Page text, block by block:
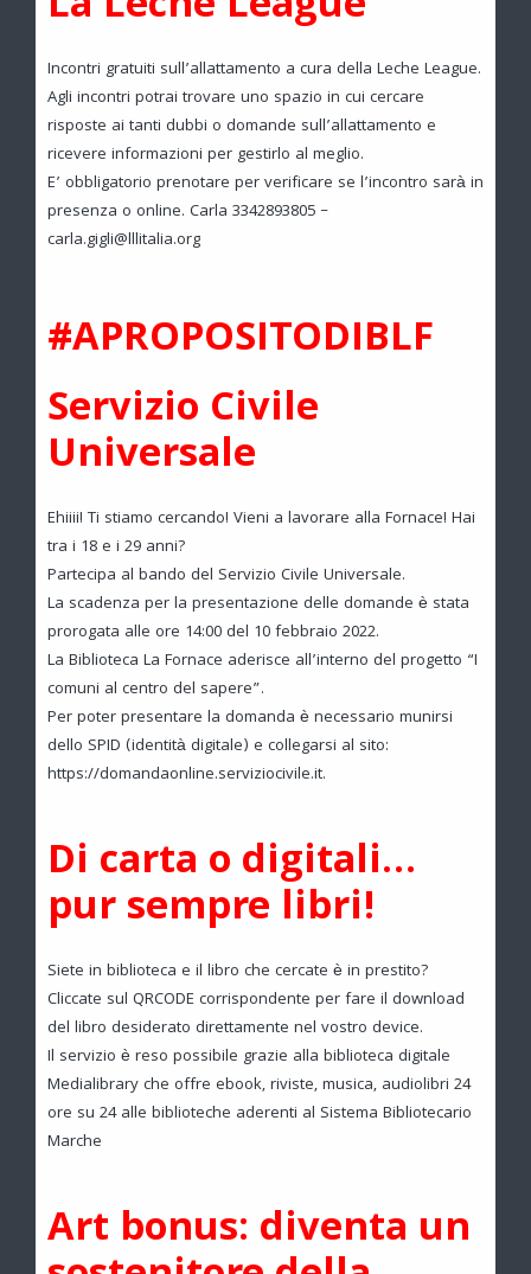
Incontri gratuiti sull’allattamento a cura della Leche League.
Agli incontri potrai trovare uno spazio in cui cercare
risposte ai tanti dubbi o domande sull’allattamento e
ricevere informazioni per gestirlo al meglio.
E’ obbligatorio prenotare per verificare se l’incontro sarà in
presenza o online. Carla 3342893805 –
carla.gigli@lllitalia.org
#APROPOSITODIBLF
Servizio Civile
Universale
Ehiiii! Ti stiamo cercando! Vieni a lavorare alla Fornace! Hai
tra i 18 e i 29 anni?
Partecipa al bando del Servizio Civile Universale.
La scadenza per la presentazione delle domande è stata
prorogata alle ore 14:00 del 10 febbraio 2022.
La Biblioteca La Fornace aderisce all’interno del progetto “I
comuni al centro del sapere”.
Per poter presentare la domanda è necessario munirsi
dello SPID (identità digitale) e collegarsi al sito:
https://domandaonline.serviziocivile.it.
Di carta o digitali…
pur sempre libri!
Siete in biblioteca e il libro che cercate è in prestito?
Cliccate sul QRCODE corrispondente per fare il download
del libro desiderato direttamente nel vostro device.
Il servizio è reso possibile grazie alla biblioteca digitale
Medialibrary che offre ebook, riviste, musica, audiolibri 24
ore su 24 alle biblioteche aderenti al Sistema Bibliotecario
Marche
Art bonus: diventa un